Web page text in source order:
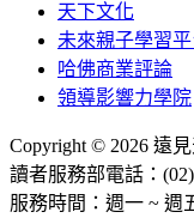
天下文化
未來親子學習
哈佛商業評論
領導影響力學院
Copyright © 2026 遠
讀者服務部電話：
服務時間：週一 ~ 週